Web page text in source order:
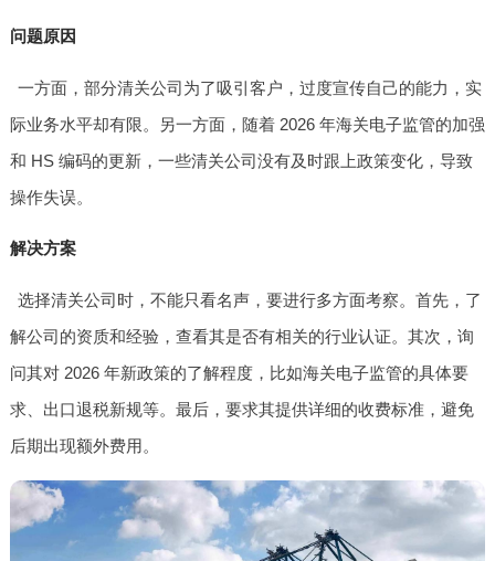
问题原因
一方面，部分清关公司为了吸引客户，过度宣传自己的能力，实
际业务水平却有限。另一方面，随着 2026 年海关电子监管的加强
和 HS 编码的更新，一些清关公司没有及时跟上政策变化，导致
操作失误。
解决方案
选择清关公司时，不能只看名声，要进行多方面考察。首先，了
解公司的资质和经验，查看其是否有相关的行业认证。其次，询
问其对 2026 年新政策的了解程度，比如海关电子监管的具体要
求、出口退税新规等。最后，要求其提供详细的收费标准，避免
后期出现额外费用。